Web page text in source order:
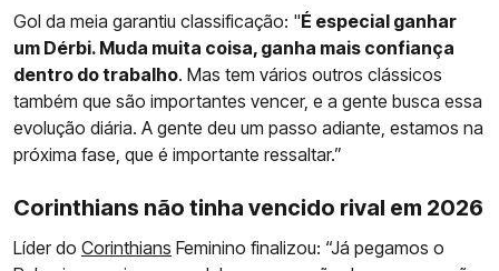
Gol da meia garantiu classificação: "É especial ganhar
um Dérbi. Muda muita coisa, ganha mais confiança
dentro do trabalho. Mas tem vários outros clássicos
também que são importantes vencer, e a gente busca essa
evolução diária. A gente deu um passo adiante, estamos na
próxima fase, que é importante ressaltar.”
Corinthians não tinha vencido rival em 2026
Líder do Corinthians Feminino finalizou: “Já pegamos o